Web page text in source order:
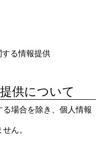
る情報提供
供について
場合を除き、個人情報
ん。